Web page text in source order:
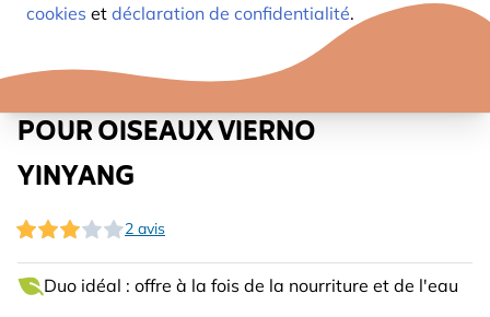
cookies et déclaration de confidentialité.
MANGEOIRE ET ABREUVOIR
POUR OISEAUX VIERNO
YINYANG
2 avis
Duo idéal : offre à la fois de la nourriture et de l'eau